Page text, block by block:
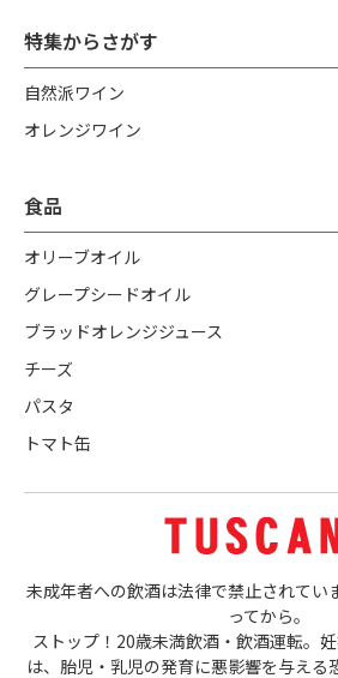
特集からさがす
自然派ワイン
オレンジワイン
食品
オリーブオイル
グレープシードオイル
ブラッドオレンジジュース
チーズ
パスタ
トマト缶
未成年者への飲酒は法律で禁止されてい
ってから。
ストップ！20歳未満飲酒・飲酒運転。
は、胎児・乳児の発育に悪影響を与える